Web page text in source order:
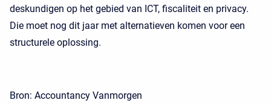
deskundigen op het gebied van ICT, fiscaliteit en privacy.
Die moet nog dit jaar met alternatieven komen voor een
structurele oplossing.
Bron: Accountancy Vanmorgen